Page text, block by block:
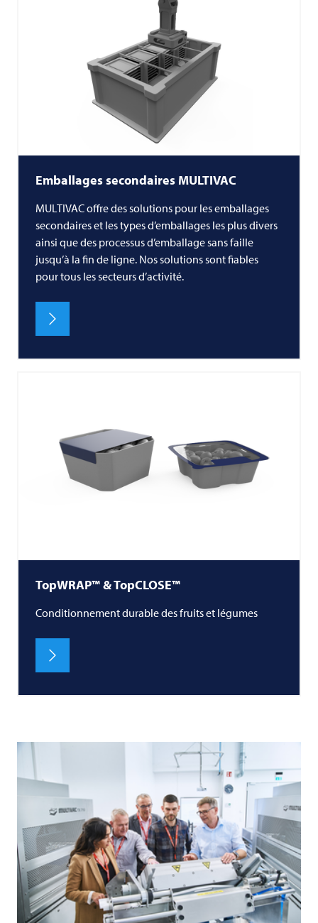
Emballages secondaires MULTIVAC
MULTIVAC offre des solutions pour les emballages
secondaires et les types d’emballages les plus divers
ainsi que des processus d’emballage sans faille
jusqu’à la fin de ligne. Nos solutions sont fiables
pour tous les secteurs d’activité.
TopWRAP™ & TopCLOSE™
Conditionnement durable des fruits et légumes